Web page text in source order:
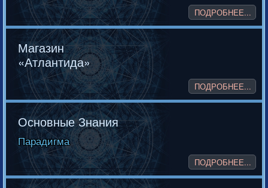
ПОДРОБНЕЕ...
Магазин
«Атлантида»
ПОДРОБНЕЕ...
Основные Знания
Парадигма
ПОДРОБНЕЕ...